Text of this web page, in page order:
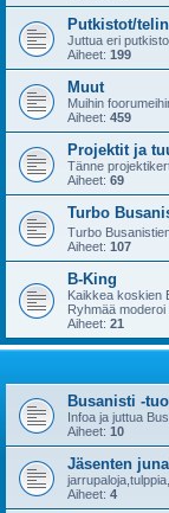
Putkistot/
Juttua eri
Aiheet: 199
Muut
Muihin
Aiheet: 459
Projektit ja
Tänne
Aiheet: 69
Turbo
Turbo
Aiheet: 107
B-King
Kaikkea koskien
Ryhmää
Aiheet: 21
Busanisti -
Infoa ja juttua
Aiheet: 10
Jäsenten
Aiheet: 4